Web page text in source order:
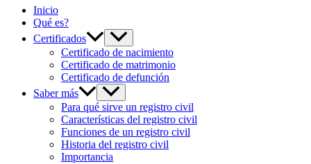
Inicio
Qué es?
Certificados
Certificado de nacimiento
Certificado de matrimonio
Certificado de defunción
Saber más
Para qué sirve un registro civil
Características del registro civil
Funciones de un registro civil
Historia del registro civil
Importancia